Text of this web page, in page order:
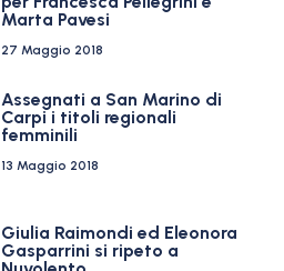
Marta Pavesi
27 Maggio 2018
Assegnati a San Marino di
Carpi i titoli regionali
femminili
13 Maggio 2018
Giulia Raimondi ed Eleonora
Gasparrini si ripeto a